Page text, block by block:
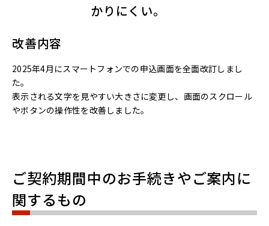
かりにくい。
改善内容
2025年4月にスマートフォンでの申込画面を全面改訂しまし
た。
表示される文字を見やすい大きさに変更し、画面のスクロール
やボタンの操作性を改善しました。
ご契約期間中のお手続きやご案内に
関するもの